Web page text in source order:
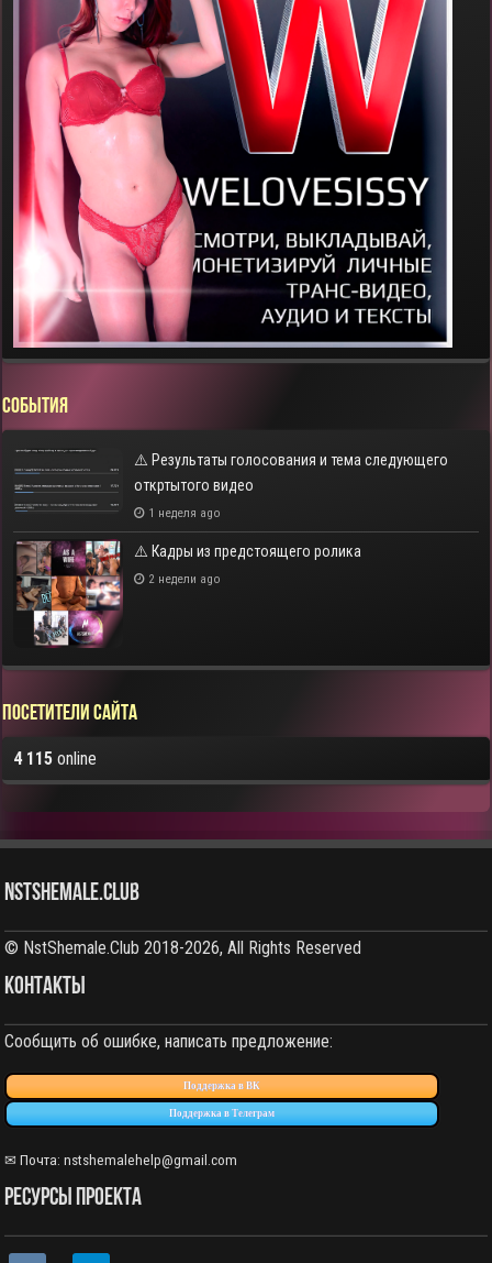
СОБЫТИЯ
⚠️ Результаты голосования и тема следующего
откртытого видео
1 неделя ago
⚠️ Кадры из предстоящего ролика
2 недели ago
Посетители сайта
4 115 online
NstShemale.Club
© NstShemale.Club 2018-2026, All Rights Reserved
КОНТАКТЫ
Сообщить об ошибке, написать предложение:
Поддержка в ВК
Поддержка в Телеграм
✉ Почта:nstshemalehelp@gmail.com
РЕСУРСЫ ПРОЕКТА